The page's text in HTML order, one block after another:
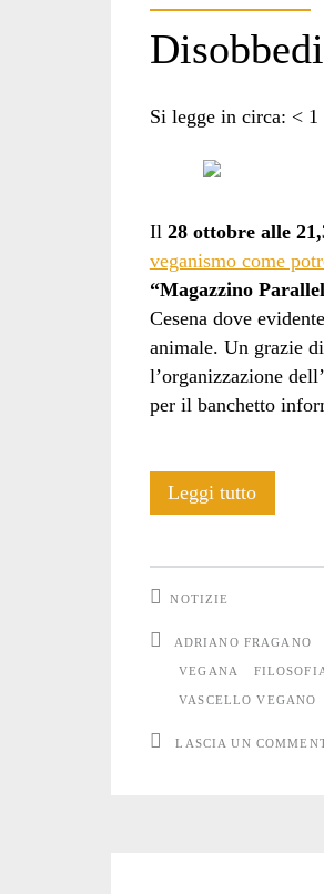
Si legge in circa: < 1
Il 28 ottobre alle
veganismo come
“Magazzino
Cesena dove
animale. Un grazie
l’organizzazione
per il banchetto
Leggi tutto
#2
NOTIZIE
ADRIANO FRAGANO
VEGANA
VASCELLO VEGANO
LASCIA UN